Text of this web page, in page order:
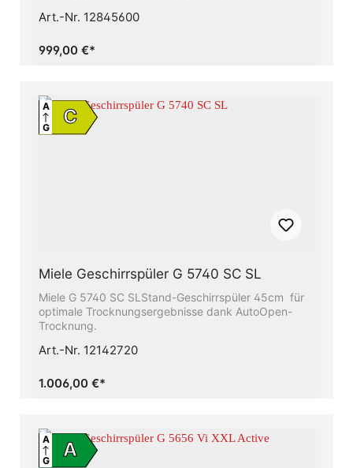
Ergebnisse in weniger als einer Stunde -
Hilfe des Miele-WarmwasseranschlussesFlexible
für Ihr Geschirr − Mit Höhenverstellbarem Oberkorb
Art.-Nr. 12845600
999,00 €*
C
A
G
Miele Geschirrspüler G 5740 SC SL
Miele G 5740 SC SLStand-Geschirrspüler 45cm für
optimale Trocknungsergebnisse dank AutoOpen-
Trocknung.
Art.-Nr. 12142720
1.006,00 €*
A
A
G